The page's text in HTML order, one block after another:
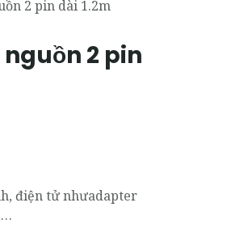
2 pin dài 1.2m
2 pin
điện tử nhưadapter